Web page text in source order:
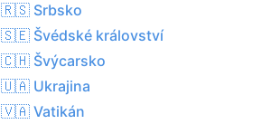
🇷🇸 Srbsko
🇸🇪 Švédské království
🇨🇭 Švýcarsko
🇺🇦 Ukrajina
🇻🇦 Vatikán